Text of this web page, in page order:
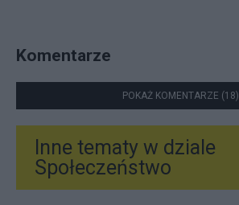
Komentarze
POKAŻ KOMENTARZE (18)
Inne tematy w dziale
Społeczeństwo